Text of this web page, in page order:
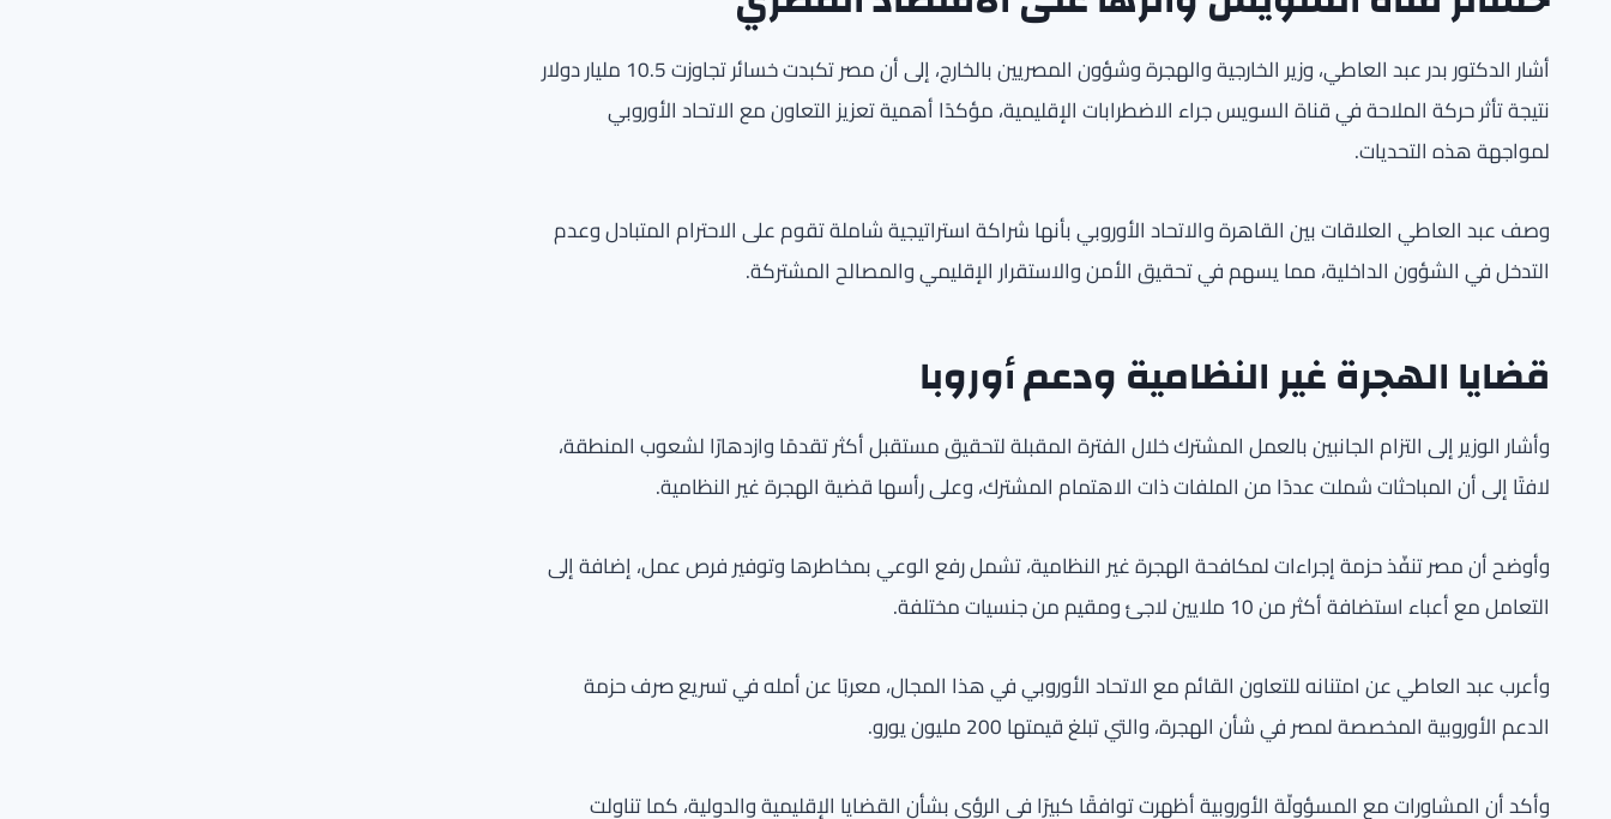
أشار الدكتور بدر عبد العاطي، وزير الخارجية والهجرة وشؤون المصريين بالخارج، إلى أن مصر تكبدت خسائر تجاوزت 10.5 مليار دولار
نتيجة تأثر حركة الملاحة في قناة السويس جراء الاضطرابات الإقليمية، مؤكدًا أهمية تعزيز التعاون مع الاتحاد الأوروبي
لمواجهة هذه التحديات.
وصف عبد العاطي العلاقات بين القاهرة والاتحاد الأوروبي بأنها شراكة استراتيجية شاملة تقوم على الاحترام المتبادل وعدم
التدخل في الشؤون الداخلية، مما يسهم في تحقيق الأمن والاستقرار الإقليمي والمصالح المشتركة.
قضايا الهجرة غير النظامية ودعم أوروبا
وأشار الوزير إلى التزام الجانبين بالعمل المشترك خلال الفترة المقبلة لتحقيق مستقبل أكثر تقدمًا وازدهارًا لشعوب المنطقة،
لافتًا إلى أن المباحثات شملت عددًا من الملفات ذات الاهتمام المشترك، وعلى رأسها قضية الهجرة غير النظامية.
وأوضح أن مصر تنفّذ حزمة إجراءات لمكافحة الهجرة غير النظامية، تشمل رفع الوعي بمخاطرها وتوفير فرص عمل، إضافة إلى
التعامل مع أعباء استضافة أكثر من 10 ملايين لاجئ ومقيم من جنسيات مختلفة.
وأعرب عبد العاطي عن امتنانه للتعاون القائم مع الاتحاد الأوروبي في هذا المجال، معربًا عن أمله في تسريع صرف حزمة
الدعم الأوروبية المخصصة لمصر في شأن الهجرة، والتي تبلغ قيمتها 200 مليون يورو.
وأكد أن المشاورات مع المسؤولّة الأوروبية أظهرت توافقًا كبيرًا في الرؤى بشأن القضايا الإقليمية والدولية، كما تناولت